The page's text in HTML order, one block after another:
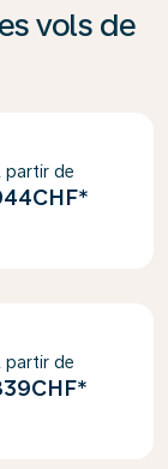
vols de
partir de
*
partir de
*